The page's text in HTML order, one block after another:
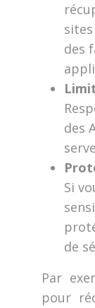
des
des
Si
de
Par
pour